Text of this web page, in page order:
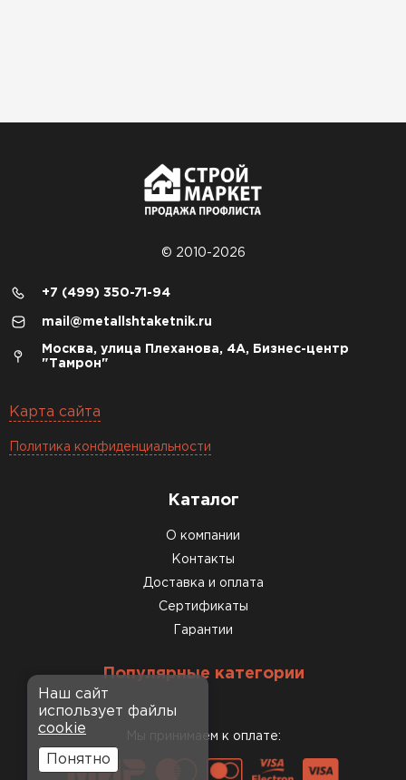
© 2010-2026
+7 (499) 350-71-94
mail@metallshtaketnik.ru
Москва, улица Плеханова, 4А, Бизнес-центр
"Тамрон"
Карта сайта
Политика конфиденциальности
Каталог
О компании
Контакты
Доставка и оплата
Сертификаты
Гарантии
Популярные категории
Мы принимаем к оплате:
Наш сайт
использует файлы
cookie
Понятно